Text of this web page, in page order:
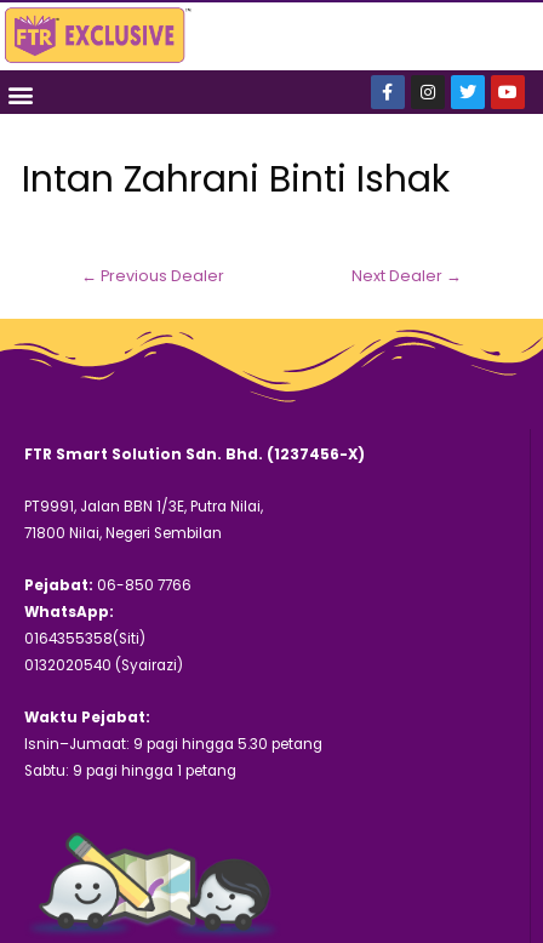
Intan Zahrani Binti Ishak
← Previous Dealer Next Dealer →
FTR Smart Solution Sdn. Bhd. (1237456-X)
PT9991, Jalan BBN 1/3E, Putra Nilai,
71800 Nilai, Negeri Sembilan
Pejabat: 06-850 7766
WhatsApp:
0164355358(Siti)
0132020540 (Syairazi)
Waktu Pejabat:
Isnin–Jumaat: 9 pagi hingga 5.30 petang
Sabtu: 9 pagi hingga 1 petang